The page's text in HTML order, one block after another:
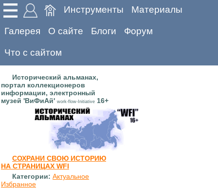
Инструменты Материалы
Галерея О сайте Блоги Форум
Что с сайтом
Исторический альманах,
портал коллекционеров
информации, электронный
музей 'ВиФиАй' work-flow-Initiative 16+
СОХРАНИ СВОЮ ИСТОРИЮ
НА СТРАНИЦАХ WFI
Категории: Актуальное
Избранное